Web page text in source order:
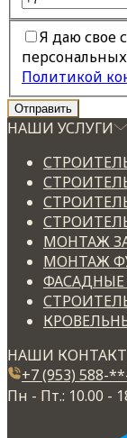
Я даю свое
Политикой
НАШИ УСЛУГИ
МОНТАЖ
МОНТАЖ
ФАСАДНЫЕ
НАШИ
+7 (953) 588-
Пн - Пт.: 10.00 -